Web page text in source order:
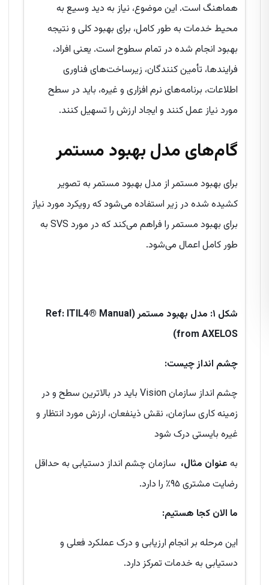
هماهنگ است. این موضوع، نیاز به دید وسیع به
محیط خدمات به طور کامل، برای بهبود کلی و نتیجه
بهبود انجام شده در تمام سطوح است. یعنی افراد،
فرایندها، تأمین کنندگان، زیرساخت‌های فناوری
اطلاعات، برنامه‌های نرم افزاری و غیره، باید در سطح
مورد نیاز عمل کنند و ایجاد ارزش را تسهیل کنند.
گام‌های مدل بهبود مستمر
برای بهبود مستمر از مدل بهبود مستمر به تصویر
کشیده شده در زیر استفاده می‌شود که رویکرد مورد نیاز
برای بهبود مستمر را فراهم می‌کند که در مورد SVS به
طور کامل اعمال می‌شود.
شکل ۱: مدل بهبود مستمر (Ref: ITIL4® Manual
from AXELOS)
چشم انداز چیست:
چشم انداز سازمان Vision باید در بالاترین سطح و در
زمینه کاری سازمان، نقش ذینفعان، ارزش مورد انتظار و
غیره بایستی درک شود
به عنوان مثال، سازمان چشم انداز دستیابی به حداقل
رضایت مشتری ۹۵٪ را دارد.
ما الان کجا هستیم:
این مرحله بر انجام ارزیابی و درک عملکرد فعلی و
دستیابی به خدمات تمرکز دارد.